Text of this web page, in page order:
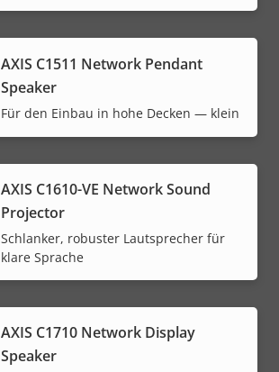
AXIS C1511 Network Pendant
Speaker
Für den Einbau in hohe Decken — klein
AXIS C1610-VE Network Sound
Projector
Schlanker, robuster Lautsprecher für
klare Sprache
AXIS C1710 Network Display
Speaker